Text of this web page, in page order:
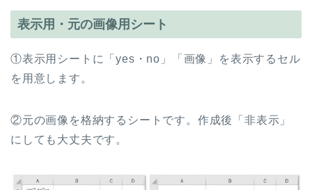
表示用・元の画像用シート
①表示用シートに「yes・no」「画像」を表示するセル
を用意します。
②元の画像を格納するシートです。作成後「非表示」
にしても大丈夫です。